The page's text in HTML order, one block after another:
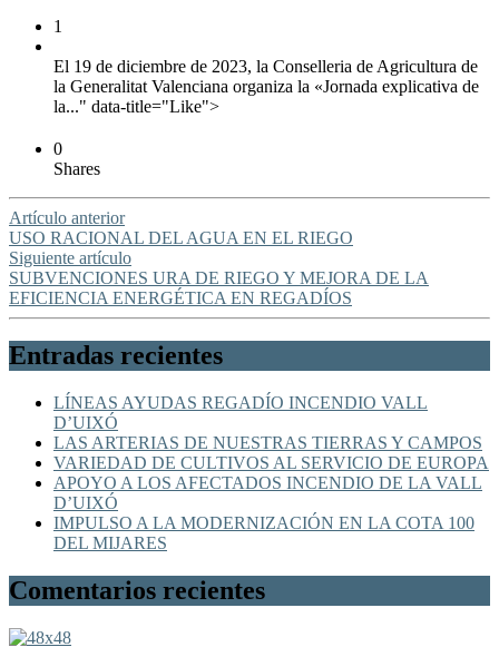
1
El 19 de diciembre de 2023, la Conselleria de Agricultura de
la Generalitat Valenciana organiza la «Jornada explicativa de
la..." data-title="Like">
0
Shares
Artículo anterior
USO RACIONAL DEL AGUA EN EL RIEGO
Siguiente artículo
SUBVENCIONES URA DE RIEGO Y MEJORA DE LA
EFICIENCIA ENERGÉTICA EN REGADÍOS
Entradas recientes
LÍNEAS AYUDAS REGADÍO INCENDIO VALL
D’UIXÓ
LAS ARTERIAS DE NUESTRAS TIERRAS Y CAMPOS
VARIEDAD DE CULTIVOS AL SERVICIO DE EUROPA
APOYO A LOS AFECTADOS INCENDIO DE LA VALL
D’UIXÓ
IMPULSO A LA MODERNIZACIÓN EN LA COTA 100
DEL MIJARES
Comentarios recientes